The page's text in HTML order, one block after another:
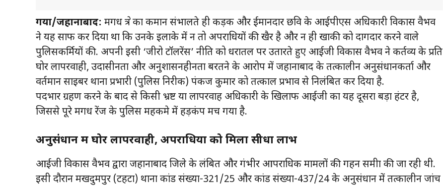
गया/जहानाबाद: मगध क्षेत्र का कमान संभालते ही कड़क और ईमानदार छवि के आईपीएस अधिकारी विकास वैभव
ने यह साफ कर दिया था कि उनके इलाके में न तो अपराधियों की खैर है और न ही खाकी को दागदार करने वाले
पुलिसकर्मियों की. अपनी इसी ‘जीरो टॉलरेंस’ नीति को धरातल पर उतारते हुए आईजी विकास वैभव ने कर्तव्य के प्रति
घोर लापरवाही, उदासीनता और अनुशासनहीनता बरतने के आरोप में जहानाबाद के तत्कालीन अनुसंधानकर्ता और
वर्तमान साइबर थाना प्रभारी (पुलिस निरीक्षक) पंकज कुमार को तत्काल प्रभाव से निलंबित कर दिया है.
पदभार ग्रहण करने के बाद से किसी भ्रष्ट या लापरवाह अधिकारी के खिलाफ आईजी का यह दूसरा बड़ा हंटर है,
जिससे पूरे मगध रेंज के पुलिस महकमे में हड़कंप मच गया है.
अनुसंधान में घोर लापरवाही, अपराधियों को मिला सीधा लाभ
आईजी विकास वैभव द्वारा जहानाबाद जिले के लंबित और गंभीर आपराधिक मामलों की गहन समीक्षा की जा रही थी.
इसी दौरान मखदुमपुर (टहटा) थाना कांड संख्या-321/25 और कांड संख्या-437/24 के अनुसंधान में तत्कालीन जांच